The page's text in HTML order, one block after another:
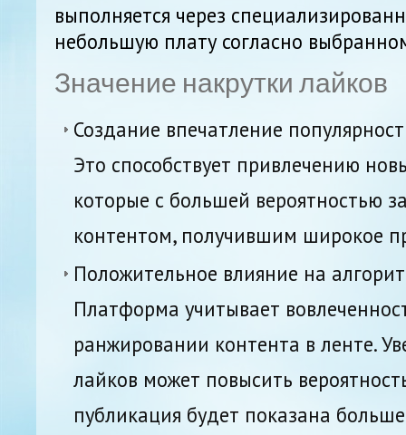
выполняется через
небольшую плату согласно
Значение накрутки лайков
Создание впечатление
Это способствует привлечению
которые с большей вероятностью
контентом, получившим широкое
Положительное влияние на
Платформа учитывает
ранжировании контента в ленте.
лайков может повысить
публикация будет показана